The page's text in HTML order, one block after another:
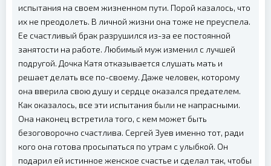
испытания на своем жизненном пути. Порой казалось, что
их не преодолеть. В личной жизни она тоже не преуспела.
Ее счастливый брак разрушился из-за ее постоянной
занятости на работе. Любимый муж изменил с лучшей
подругой. Дочка Катя отказывается слушать мать и
решает делать все по-своему. Даже человек, которому
она вверила свою душу и сердце оказался предателем.
Как оказалось, все эти испытания были не напрасными.
Она наконец встретила того, с кем может быть
безоговорочно счастлива. Сергей Зуев именно тот, ради
кого она готова просыпаться по утрам с улыбкой. Он
подарил ей истинное женское счастье и сделал так, чтобы